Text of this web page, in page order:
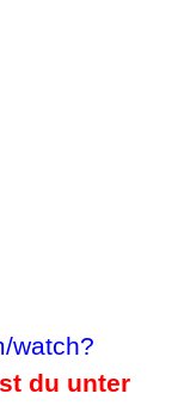
watch?
du unter